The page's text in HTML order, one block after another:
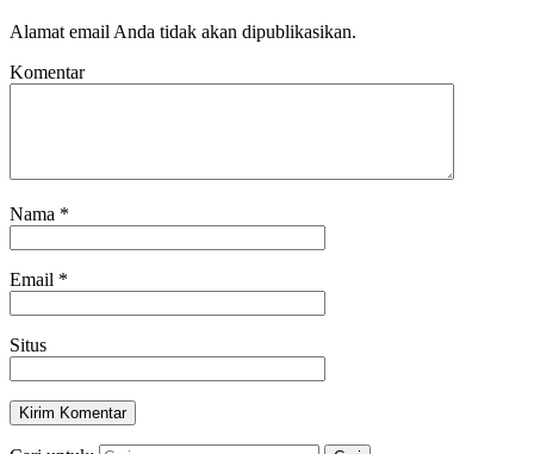
Alamat email Anda tidak akan dipublikasikan.
Komentar
Nama *
Email *
Situs